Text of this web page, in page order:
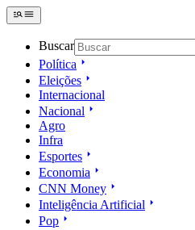
Buscar
Política
Eleições
Internacional
Nacional
Agro
Infra
Esportes
Economia
CNN Money
Inteligência Artificial
Pop